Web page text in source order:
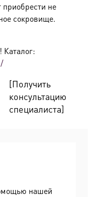
не
сокровище.
Каталог:
[Получить
консультацию
специалиста]
нашей